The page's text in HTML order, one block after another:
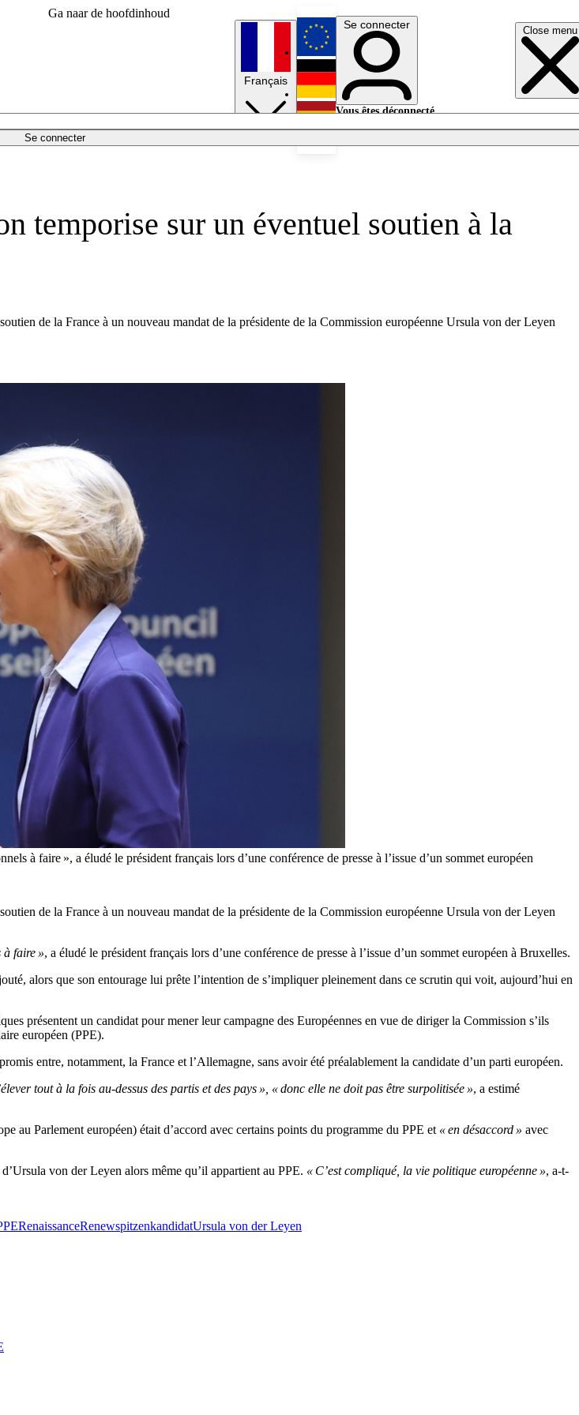
Ga naar de hoofdinhoud
Close menu
Se connecter
Français
English
Deutsch
Se connecter
Vous êtes déconnecté.
temporise sur un éventuel soutien à la
de la France à un nouveau mandat de la présidente de la Commission européenne Ursula von der Leyen
à faire », a éludé le président français lors d’une conférence de presse à l’issue d’un sommet européen
de la France à un nouveau mandat de la présidente de la Commission européenne Ursula von der Leyen
à faire », a éludé le président français lors d’une conférence de presse à l’issue d’un sommet européen à Bruxelles.
alors que son entourage lui prête l’intention de s’impliquer pleinement dans ce scrutin qui voit, aujourd’hui en
présentent un candidat pour mener leur campagne des Européennes en vue de diriger la Commission s’ils
européen (PPE).
entre, notamment, la France et l’Allemagne, sans avoir été préalablement la candidate d’un parti européen.
tout à la fois au-dessus des partis et des pays », « donc elle ne doit pas être surpolitisée », a estimé
au Parlement européen) était d’accord avec certains points du programme du PPE et « en désaccord » avec
von der Leyen alors même qu’il appartient au PPE. « C’est compliqué, la vie politique européenne », a-t-
RenaissanceRenewspitzenkandidatUrsula von der Leyen